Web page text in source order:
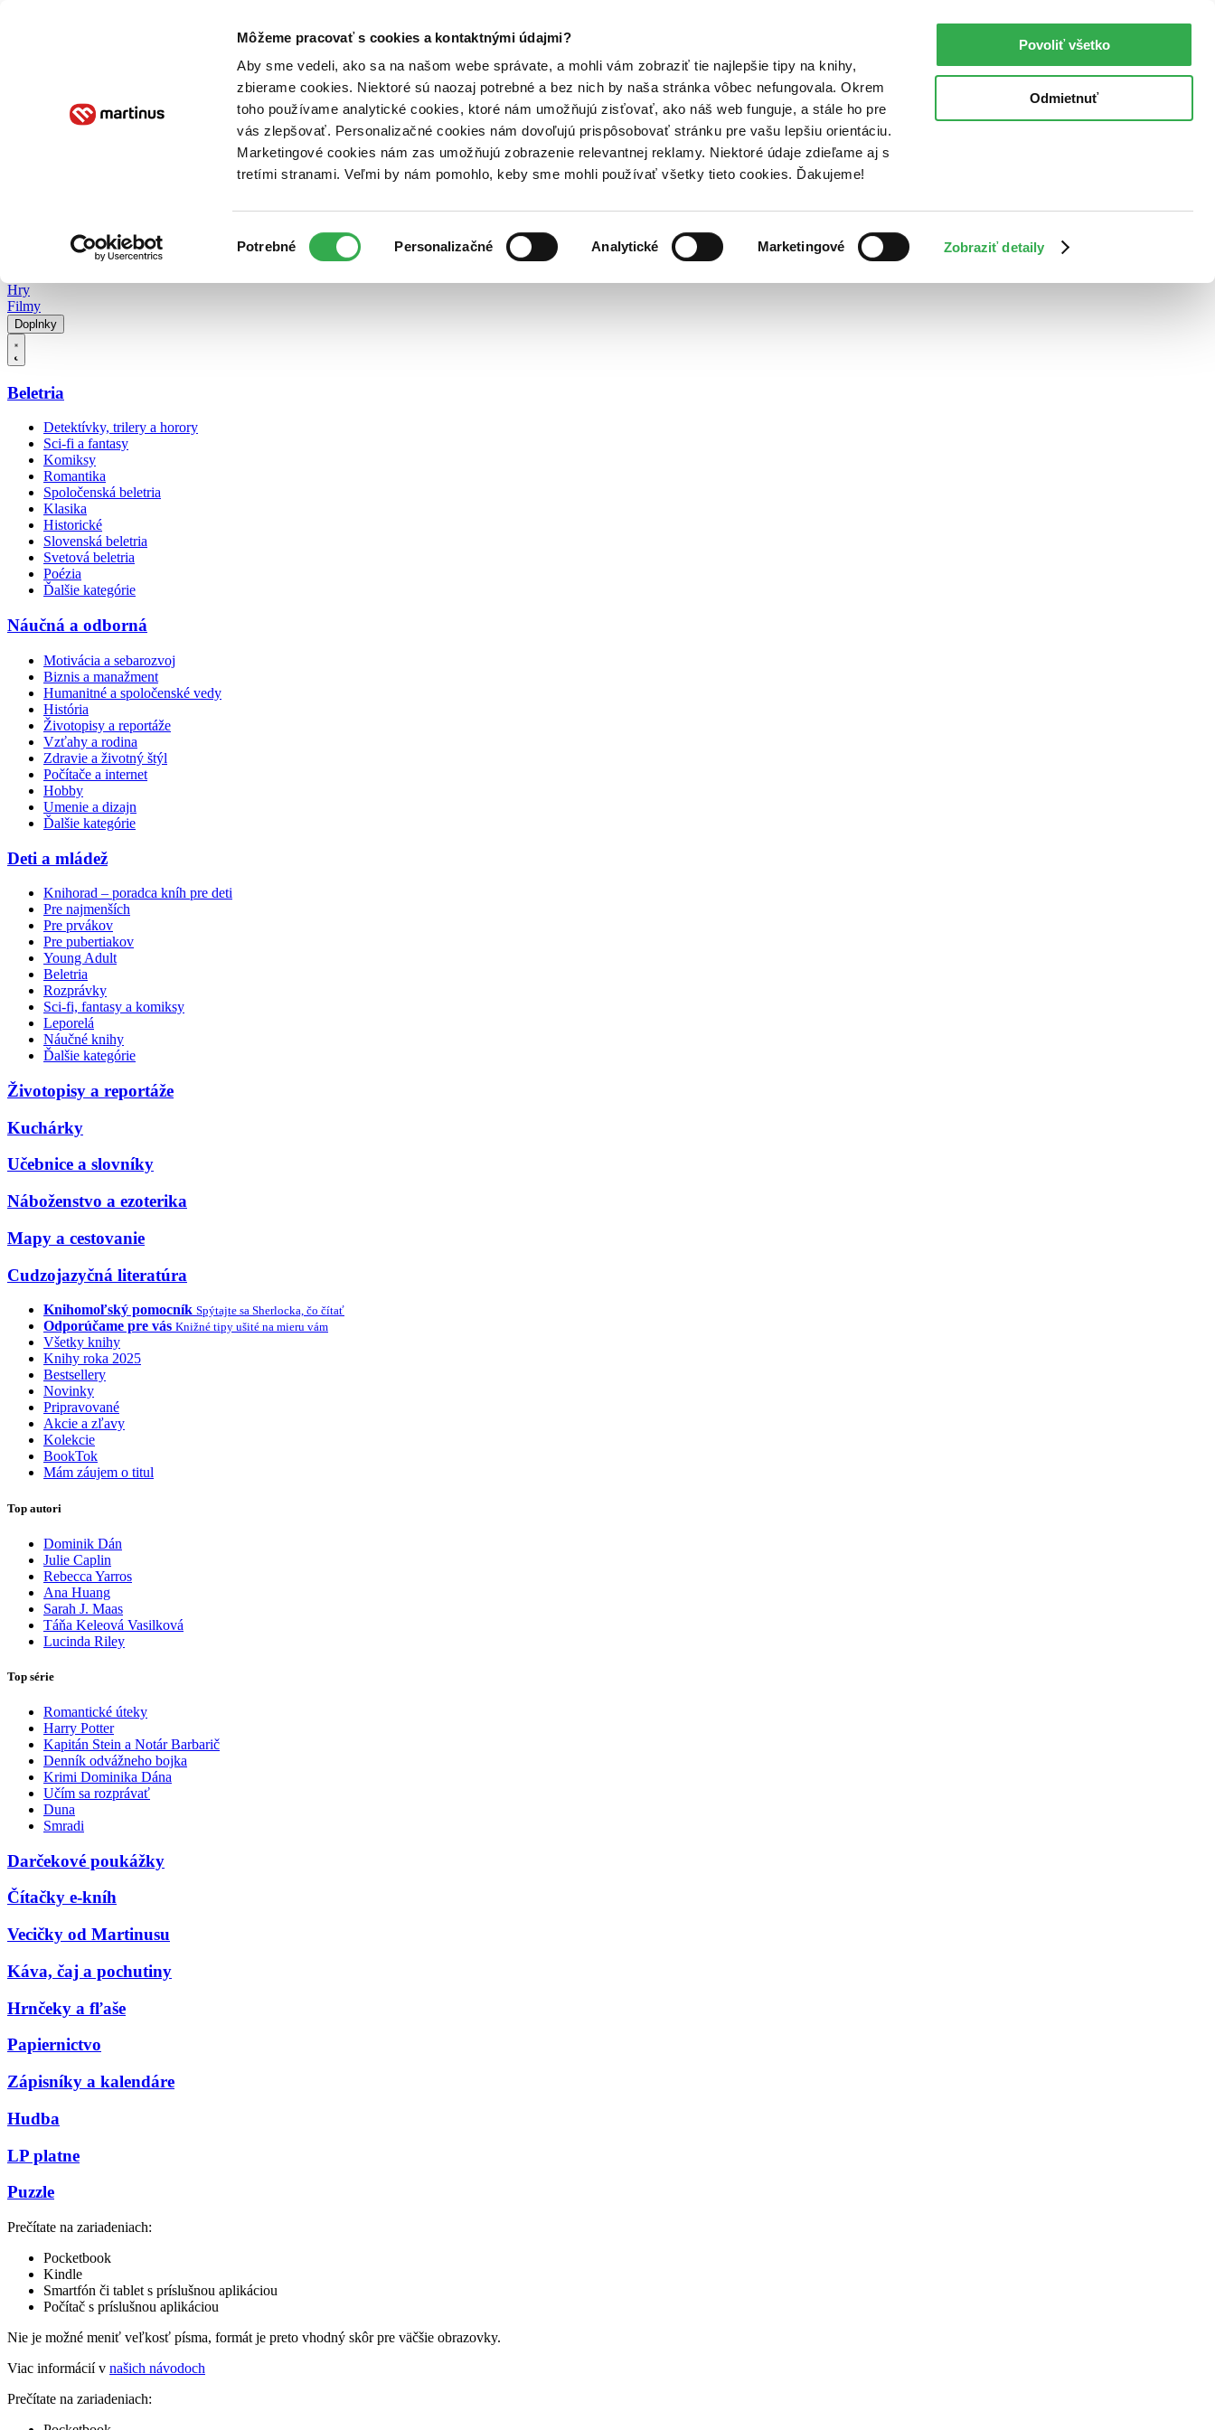
Môžeme pracovať s cookies a kontaktnými údajmi?
Aby sme vedeli, ako sa na našom webe správate, a mohli vám zobraziť tie najlepšie tipy na knihy,
zbierame cookies. Niektoré sú naozaj potrebné a bez nich by naša stránka vôbec nefungovala. Okrem
toho používame analytické cookies, ktoré nám umožňujú zisťovať, ako náš web funguje, a stále ho pre
vás zlepšovať. Personalizačné cookies nám dovoľujú prispôsobovať stránku pre vašu lepšiu orientáciu.
Marketingové cookies nám zas umožňujú zobrazenie relevantnej reklamy. Niektoré údaje zdieľame aj s
tretími stranami. Veľmi by nám pomohlo, keby sme mohli používať všetky tieto cookies. Ďakujeme!
súhlasu
Potrebné Personalizačné Analytické Marketingové Zobraziť detaily
Povoliť všetko
Odmietnuť
Poukážky Kontakt
Hry
Filmy
Doplnky
Beletria
Detektívky, trilery a horory
Sci-fi a fantasy
Komiksy
Romantika
Spoločenská beletria
Klasika
Historické
Slovenská beletria
Svetová beletria
Poézia
Ďalšie kategórie
Náučná a odborná
Motivácia a sebarozvoj
Biznis a manažment
Humanitné a spoločenské vedy
História
Životopisy a reportáže
Vzťahy a rodina
Zdravie a životný štýl
Počítače a internet
Hobby
Umenie a dizajn
Ďalšie kategórie
Deti a mládež
Knihorad – poradca kníh pre deti
Pre najmenších
Pre prvákov
Pre pubertiakov
Young Adult
Beletria
Rozprávky
Sci-fi, fantasy a komiksy
Leporelá
Náučné knihy
Ďalšie kategórie
Životopisy a reportáže
Kuchárky
Učebnice a slovníky
Náboženstvo a ezoterika
Mapy a cestovanie
Cudzojazyčná literatúra
Knihomoľský pomocník Spýtajte sa Sherlocka, čo čítať
Odporúčame pre vás Knižné tipy ušité na mieru vám
Všetky knihy
Knihy roka 2025
Bestsellery
Novinky
Pripravované
Akcie a zľavy
Kolekcie
BookTok
Mám záujem o titul
Top autori
Dominik Dán
Julie Caplin
Rebecca Yarros
Ana Huang
Sarah J. Maas
Táňa Keleová Vasilková
Lucinda Riley
Top série
Romantické úteky
Harry Potter
Kapitán Stein a Notár Barbarič
Denník odvážneho bojka
Krimi Dominika Dána
Učím sa rozprávať
Duna
Smradi
Darčekové poukážky
Čítačky e-kníh
Vecičky od Martinusu
Káva, čaj a pochutiny
Hrnčeky a fľaše
Papiernictvo
Zápisníky a kalendáre
Hudba
LP platne
Puzzle
Prečítate na zariadeniach:
Pocketbook
Kindle
Smartfón či tablet s príslušnou aplikáciou
Počítač s príslušnou aplikáciou
Nie je možné meniť veľkosť písma, formát je preto vhodný skôr pre väčšie obrazovky.
Viac informácií v našich návodoch
Prečítate na zariadeniach: